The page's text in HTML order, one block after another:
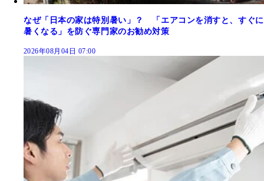
なぜ「日本の家は特別暑い」？ 「エアコンを消すと、すぐに
暑くなる」を防ぐ専門家のお勧め対策
2026年08月04日 07:00